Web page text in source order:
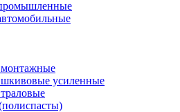
усиленные